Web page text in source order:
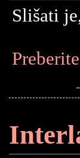
Slišati